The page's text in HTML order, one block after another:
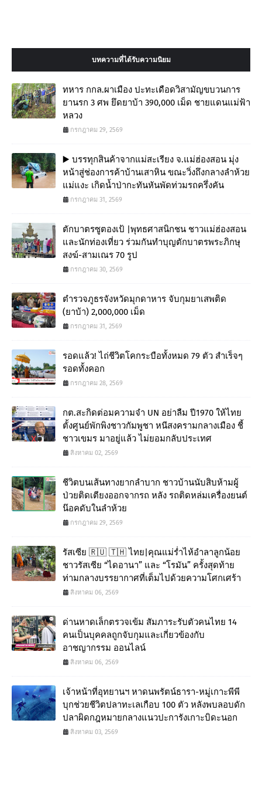
บทความที่ได้รับความนิยม
ทหาร กกล.ผาเมือง ปะทะเดือดวิสามัญขบวนการ
ยานรก 3 ศพ ยึดยาบ้า 390,000 เม็ด ชายแดนแม่ฟ้า
หลวง
กรกฎาคม 29, 2569
▶️ บรรทุกสินค้าจากแม่สะเรียง จ.แม่ฮ่องสอน มุ่ง
หน้าสู่ช่องการค้าบ้านเสาหิน ขณะวิ่งถึงกลางลำห้วย
แม่แงะ เกิดน้ำป่ากะทันหันพัดท่วมรถครึ่งคัน
กรกฎาคม 31, 2569
ตักบาตรซูตองเป้ |พุทธศาสนิกชน ชาวแม่ฮ่องสอน
และนักท่องเที่ยว ร่วมกันทำบุญตักบาตรพระภิกษุ
สงฆ์-สามเณร 70 รูป
กรกฎาคม 30, 2569
ตำรวจภูธรจังหวัดมุกดาหาร จับกุมยาเสพติด
(ยาบ้า) 2,000,000 เม็ด
กรกฎาคม 31, 2569
รอดแล้ว! ไถ่ชีวิตโคกระบือทั้งหมด 79 ตัว สำเร็จๆ
รอดทั้งคอก
กรกฎาคม 28, 2569
กต.สะกิดต่อมความจำ UN อย่าลืม ปี1970 ให้ไทย
ตั้งศูนย์พักพิงชาวกัมพูชา หนีสงครามกลางเมือง ชี้
ชาวเขมร มาอยู่แล้ว ไม่ยอมกลับประเทศ
สิงหาคม 02, 2569
ชีวิตบนเส้นทางยากลำบาก ชาวบ้านนับสิบห้ามผู้
ป่วยติดเตียงออกจากรถ หลัง รถติดหล่มเครื่องยนต์
น๊อคดับในลำห้วย
กรกฎาคม 29, 2569
รัสเซีย 🇷🇺 🇹🇭 ไทย|คุณแม่ร่ำไห้อำลาลูกน้อย
ชาวรัสเซีย “ไดอานา” และ “โรมัน” ครั้งสุดท้าย
ท่ามกลางบรรยากาศที่เต็มไปด้วยความโศกเศร้า
สิงหาคม 06, 2569
ด่านหาดเล็กตรวจเข้ม สัมภาระรับตัวคนไทย 14
คนเป็นบุคคลถูกจับกุมและเกี่ยวข้องกับ
อาชญากรรม ออนไลน์
สิงหาคม 06, 2569
เจ้าหน้าที่อุทยานฯ หาดนพรัตน์ธารา-หมู่เกาะพีพี
บุกช่วยชีวิตปลาทะเลเกือบ 100 ตัว หลังพบลอบดัก
ปลาผิดกฎหมายกลางแนวปะการังเกาะบิดะนอก
สิงหาคม 03, 2569